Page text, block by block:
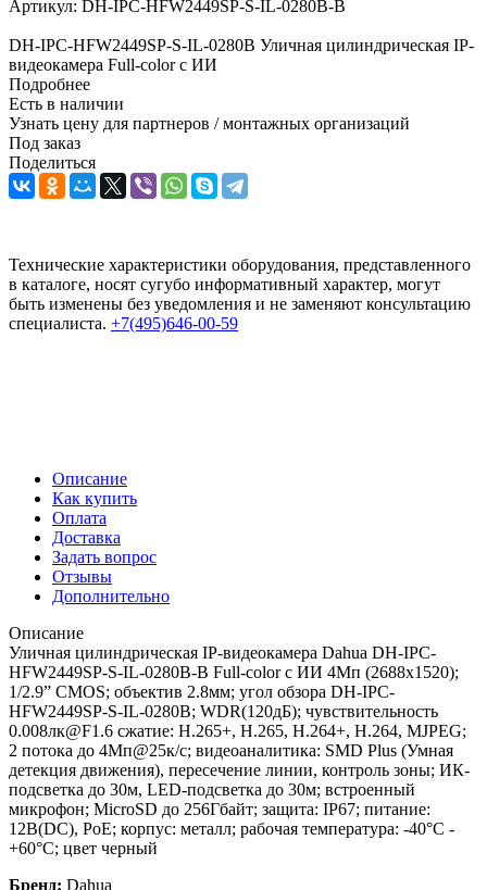
Артикул: DH-IPC-HFW2449SP-S-IL-0280B-B
DH-IPC-HFW2449SP-S-IL-0280B Уличная цилиндрическая IP-
видеокамера Full-color с ИИ
Подробнее
Есть в наличии
Узнать цену для партнеров / монтажных организаций
Под заказ
Поделиться
Технические характеристики оборудования, представленного
в каталоге, носят сугубо информативный характер, могут
быть изменены без уведомления и не заменяют консультацию
специалиста. +7(495)646-00-59
Описание
Как купить
Оплата
Доставка
Задать вопрос
Отзывы
Дополнительно
Описание
Уличная цилиндрическая IP-видеокамера Dahua DH-IPC-
HFW2449SP-S-IL-0280B-B Full-color с ИИ 4Мп (2688х1520);
1/2.9” CMOS; объектив 2.8мм; угол обзора DH-IPC-
HFW2449SP-S-IL-0280B; WDR(120дБ); чувствительность
0.008лк@F1.6 сжатие: H.265+, H.265, H.264+, H.264, MJPEG;
2 потока до 4Мп@25к/с; видеоаналитика: SMD Plus (Умная
детекция движения), пересечение линии, контроль зоны; ИК-
подсветка до 30м, LED-подсветка до 30м; встроенный
микрофон; MicroSD до 256Гбайт; защита: IP67; питание:
12В(DC), PoE; корпус: металл; рабочая температура: -40°C -
+60°C; цвет черный
Бренд: Dahua